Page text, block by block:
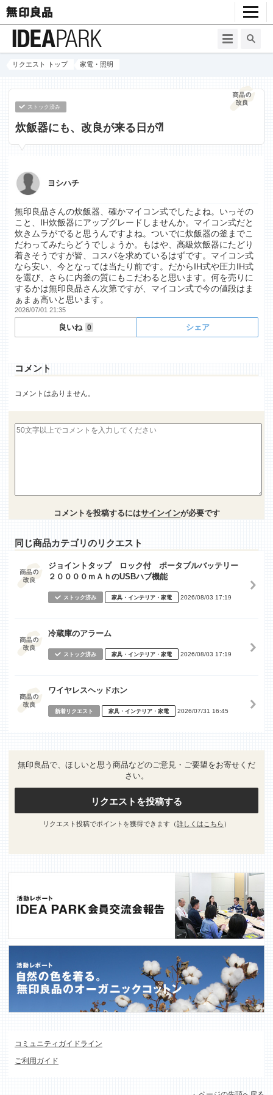
リクエスト トップ 家電・照明
ストック済み
炊飯器にも、改良が来る日が⁈
ヨシハチ
無印良品さんの炊飯器、確かマイコン式でしたよね。いっその
こと、IH炊飯器にアップグレードしませんか。マイコン式だと
炊きムラがでると思うんですよね。ついでに炊飯器の釜までこ
だわってみたらどうでしょうか。もはや、高級炊飯器にたどり
着きそうですが皆、コスパを求めているはずです。マイコン式
なら安い、今となっては当たり前です。だからIH式や圧力IH式
を選び、さらに内釜の質にもこだわると思います。何を売りに
するかは無印良品さん次第ですが、マイコン式で今の値段はま
ぁまぁ高いと思います。
2026/07/01 21:35
良いね 0 シェア
コメント
コメントはありません。
コメントを投稿するにはサインインが必要です
同じ商品カテゴリのリクエスト
ジョイントタップ ロック付 ポータブルバッテリー
２００００ｍＡｈのUSBハブ機能
ストック済み 家具・インテリア・家電 2026/08/03 17:19
冷蔵庫のアラーム
ストック済み 家具・インテリア・家電 2026/08/03 17:19
ワイヤレスヘッドホン
新着リクエスト 家具・インテリア・家電 2026/07/31 16:45
無印良品で、ほしいと思う商品などのご意見・ご要望をお寄せくだ
さい。
リクエストを投稿する
リクエスト投稿でポイントを獲得できます（詳しくはこちら ）
コミュニティガイドライン
ご利用ガイド